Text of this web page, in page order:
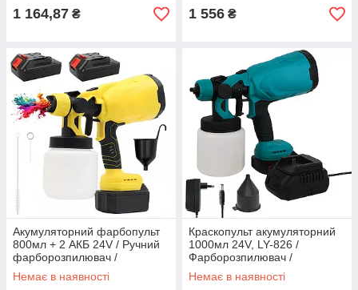
1 164,87 ₴ 1 556 ₴
Акумуляторний фарбопульт
800мл + 2 АКБ 24V / Ручний
фарборозпилювач /
Електричний розпилювач
фарби
Немає в наявності
Краскопульт акумуляторний
1000мл 24V, LY-826 /
Фарборозпилювач /
Бездротовий розпилювач
Немає в наявності